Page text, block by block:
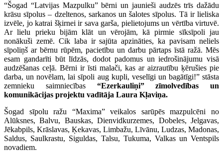
“Šogad “Latvijas Mazpulku” bērni un jaunieši audzēs trīs dažādu
krāsu sīpolus – dzeltenos, sarkanos un šalotes sīpolus. Tā ir lieliska
izvēle, jo katrai šķirnei ir sava garša, pielietojums un vērtība virtuvē.
Ar lielu prieku bijām klāt un vērojām, kā pirmie sīksīpoli jau
nonākuši zemē. Cik laba ir sajūta apzināties, ka pavisam neliels
sīpoliņš ar bērnu rūpēm, pacietību un darbu pārtaps īstā ražā. Mēs
esam gandarīti būt līdzās, dodot padomus un iedrošinājumu visā
audzēšanas ceļā. Bērni ir īsti malači, kas ar aizrautību ķērušies pie
darba, un novēlam, lai sīpoli aug kupli, veselīgi un bagātīgi!” stāsta
zemnieku saimniecības “Ezerkauliņi” zīmolvedības un
komunikācijas projektu vadītāja Laura Kļaviņa.
Šogad sīpolu ražu “Maxima” veikalos sarūpēs mazpulcēni no
Alūksnes, Balvu, Bauskas, Dienvidkurzemes, Dobeles, Jelgavas,
Jēkabpils, Krāslavas, Ķekavas, Limbažu, Līvānu, Ludzas, Madonas,
Saldus, Saulkrastu, Siguldas, Talsu, Tukuma, Valkas un Ventspils
novadiem.